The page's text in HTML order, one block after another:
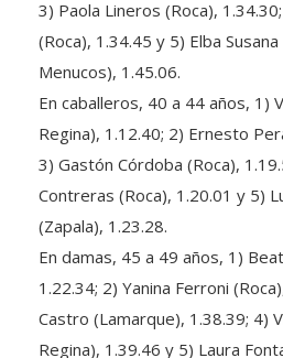
(Roca), 1.34.45 y 5) Elba Susana
Menucos), 1.45.06.
En caballeros, 40 a 44 años, 1)
Regina), 1.12.40; 2) Ernesto
3) Gastón Córdoba (Roca),
Contreras (Roca), 1.20.01 y 5)
(Zapala), 1.23.28.
En damas, 45 a 49 años, 1)
1.22.34; 2) Yanina Ferroni
Castro (Lamarque), 1.38.39; 4)
Regina), 1.39.46 y 5) Laura